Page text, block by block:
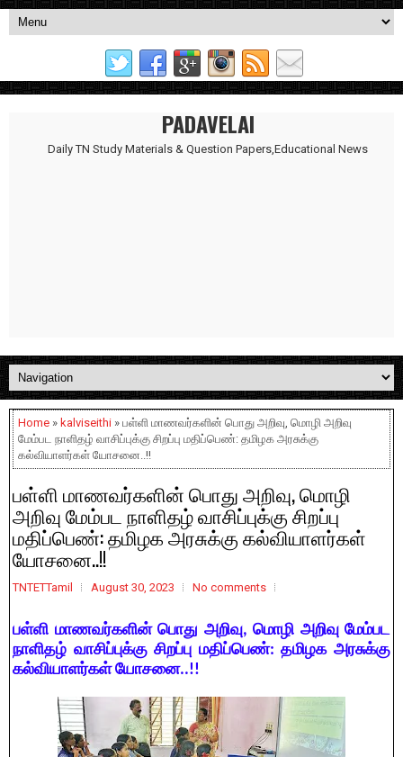
PADAVELAI
Daily TN Study Materials & Question Papers,Educational News
Home » kalviseithi » பள்ளி மாணவர்களின் பொது அறிவு, மொழி அறிவு
மேம்பட நாளிதழ் வாசிப்புக்கு சிறப்பு மதிப்பெண்: தமிழக அரசுக்கு
கல்வியாளர்கள் யோசனை..!!
பள்ளி மாணவர்களின் பொது அறிவு, மொழி
அறிவு மேம்பட நாளிதழ் வாசிப்புக்கு சிறப்பு
மதிப்பெண்: தமிழக அரசுக்கு கல்வியாளர்கள்
யோசனை..!!
TNTETTamil August 30, 2023 No comments
பள்ளி மாணவர்களின் பொது அறிவு, மொழி அறிவு மேம்பட
நாளிதழ் வாசிப்புக்கு சிறப்பு மதிப்பெண்: தமிழக அரசுக்கு
கல்வியாளர்கள் யோசனை..!!